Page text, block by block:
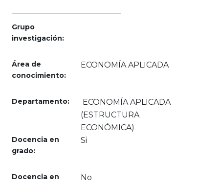
Grupo
investigación:
Área de
conocimiento:
ECONOMÍA APLICADA
Departamento:
ECONOMÍA APLICADA
(ESTRUCTURA
ECONÓMICA)
Docencia en
grado:
Si
Docencia en
No